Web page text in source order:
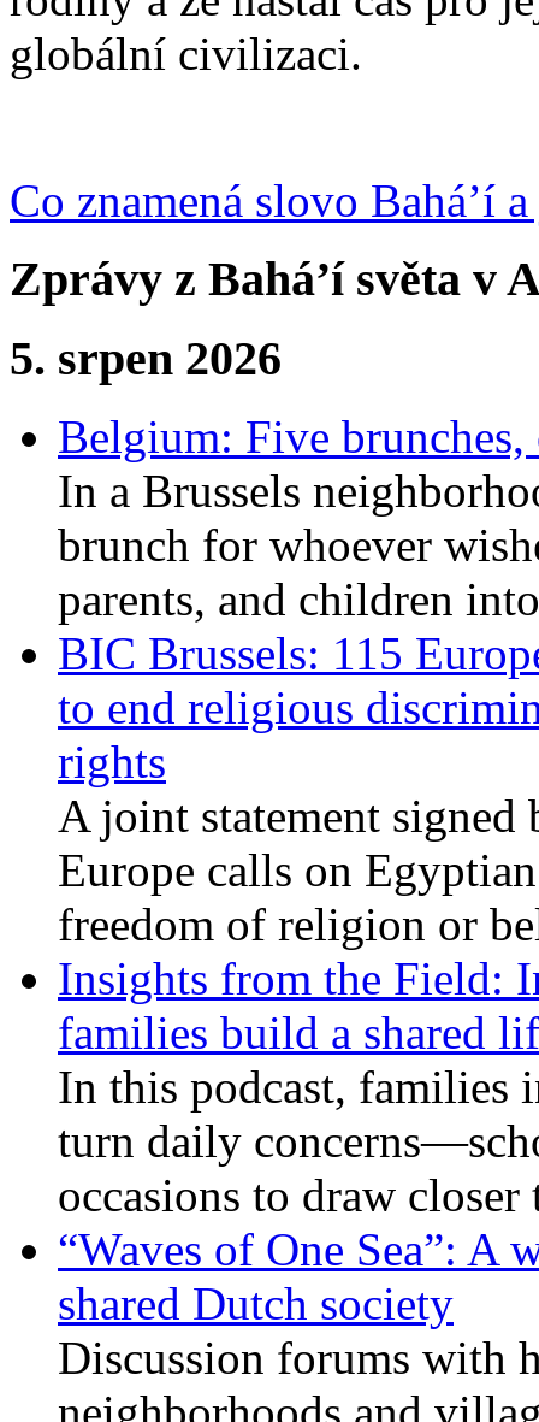
globální civilizaci.
Co znamená slovo Bahá’í
Zprávy z Bahá’í světa v
5. srpen 2026
Belgium: Five
In a Brussels
brunch for whoever
parents, and children
BIC Brussels: 115
to end religious
rights
A joint statement signed
Europe calls on
freedom of religion or
Insights from the Field:
families build a shared
In this podcast, families
turn daily
occasions to draw
“Waves of One Sea”:
shared Dutch society
Discussion forums with
neighborhoods and